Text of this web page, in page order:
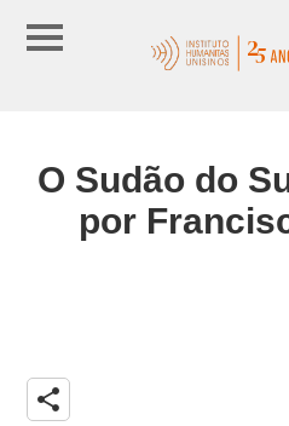
O Sudão do
por
share